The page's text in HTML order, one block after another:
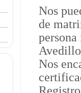
Nos
de
Nos